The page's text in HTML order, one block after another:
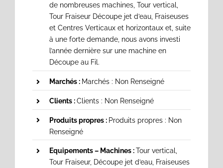
de nombreuses machines, Tour vertical,
Tour Fraiseur Découpe jet d’eau, Fraiseuses
et Centres Verticaux et horizontaux et, suite
à une forte demande, nous avons investi
l’année dernière sur une machine en
Découpe au Fil.
Marchés : Marchés : Non Renseigné
Clients :Clients : Non Renseigné
Produits propres : Produits propres : Non
Renseigné
Equipements – Machines :Tour vertical,
Tour Fraiseur, Découpe jet d’eau, Fraiseuses